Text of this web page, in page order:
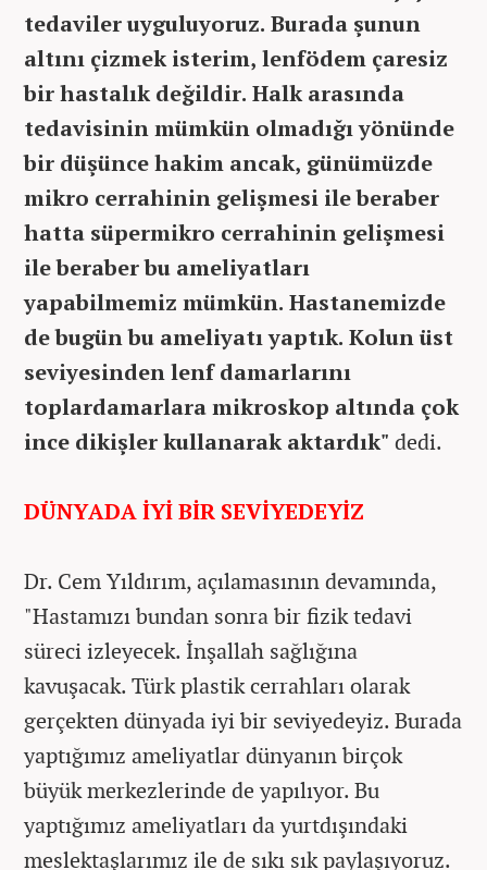
tedaviler uyguluyoruz. Burada şunun
altını çizmek isterim, lenfödem çaresiz
bir hastalık değildir. Halk arasında
tedavisinin mümkün olmadığı yönünde
bir düşünce hakim ancak, günümüzde
mikro cerrahinin gelişmesi ile beraber
hatta süpermikro cerrahinin gelişmesi
ile beraber bu ameliyatları
yapabilmemiz mümkün. Hastanemizde
de bugün bu ameliyatı yaptık. Kolun üst
seviyesinden lenf damarlarını
toplardamarlara mikroskop altında çok
ince dikişler kullanarak aktardık" dedi.
DÜNYADA İYİ BİR SEVİYEDEYİZ
Dr. Cem Yıldırım, açılamasının devamında,
"Hastamızı bundan sonra bir fizik tedavi
süreci izleyecek. İnşallah sağlığına
kavuşacak. Türk plastik cerrahları olarak
gerçekten dünyada iyi bir seviyedeyiz. Burada
yaptığımız ameliyatlar dünyanın birçok
büyük merkezlerinde de yapılıyor. Bu
yaptığımız ameliyatları da yurtdışındaki
meslektaşlarımız ile de sıkı sık paylaşıyoruz.